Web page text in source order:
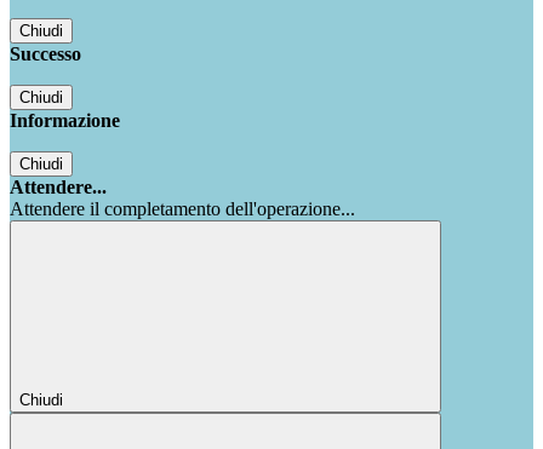
Chiudi
Successo
Chiudi
Informazione
Chiudi
Attendere...
Attendere il completamento dell'operazione...
Chiudi